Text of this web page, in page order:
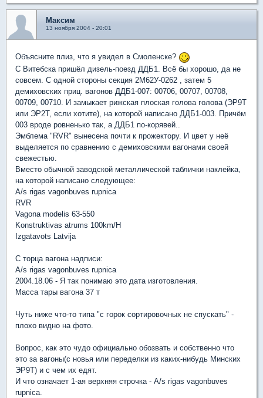
Максим
13 ноября 2004 - 20:01
Объясните плиз, что я увидел в Смоленске?
С Витебска пришёл дизель-поезд ДДБ1. Всё бы хорошо, да не
совсем. С одной стороны секция 2М62У-0262 , затем 5
демиховских приц. вагонов ДДБ1-007: 00706, 00707, 00708,
00709, 00710. И замыкает рижская плоская голова голова (ЭР9Т
или ЭР2Т, если хотите), на которой написано ДДБ1-003. Причём
003 вроде ровненько так, а ДДБ1 по-корявей..
Эмблема "RVR" вынесена почти к прожектору. И цвет у неё
выделяется по сравнению с демиховскими вагонами своей
свежестью.
Вместо обычной заводской металлической таблички наклейка,
на которой написано следующее:
A/s rigas vagonbuves rupnica
RVR
Vagona modelis 63-550
Konstruktivas atrums 100km/H
Izgatavots Latvija
С торца вагона надписи:
A/s rigas vagonbuves rupnica
2004.18.06 - Я так понимаю это дата изготовления.
Масса тары вагона 37 т
Чуть ниже что-то типа "с горок сортировочных не спускать" -
плохо видно на фото.
Вопрос, как это чудо официально обозвать и собственно что
это за вагоны(с новья или переделки из каких-нибудь Минских
ЭР9Т) и с чем их едят.
И что означает 1-ая верхняя строчка - A/s rigas vagonbuves
rupnica.